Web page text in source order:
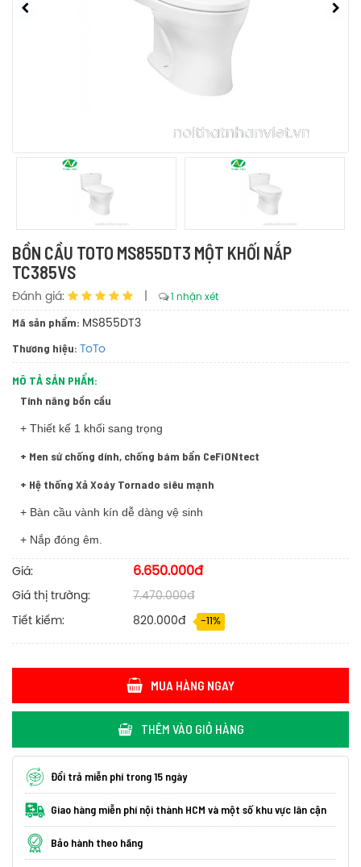
BỒN CẦU TOTO MS855DT3 MỘT KHỐI NẮP
TC385VS
Đánh giá: 1 nhận xét
Mã sản phẩm: MS855DT3
Thương hiệu: ToTo
MÔ TẢ SẢN PHẨM:
Tính năng bồn cầu
+ Thiết kế 1 khối sang trọng
+ Men sứ chống dính, chống bám bẩn CeFiONtect
+ Hệ thống Xả Xoáy Tornado siêu mạnh
+ Bàn cầu vành kín dễ dàng vệ sinh
+ Nắp đóng êm.
Giá: 6.650.000đ
Giá thị trường: 7.470.000đ
Tiết kiếm: 820.000đ -11%
MUA HÀNG NGAY
THÊM VÀO GIỎ HÀNG
Đổi trả miễn phí trong 15 ngày
Giao hàng miễn phí nội thành HCM và một số khu vực lân cận
Bảo hành theo hãng